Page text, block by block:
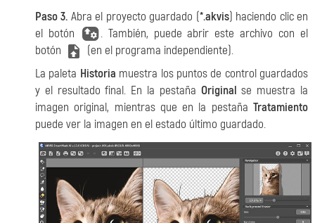
Paso 3. Abra el proyecto guardado (*.akvis) haciendo clic en
el botón
. También, puede abrir este archivo con el
botón
(en el programa independiente).
La paleta Historia muestra los puntos de control guardados
y el resultado final. En la pestaña Original se muestra la
imagen original, mientras que en la pestaña Tratamiento
puede ver la imagen en el estado último guardado.